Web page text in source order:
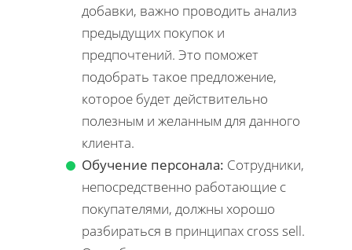
добавки, важно проводить анализ
предыдущих покупок и
предпочтений. Это поможет
подобрать такое предложение,
которое будет действительно
полезным и желанным для данного
клиента.
Обучение персонала: Сотрудники,
непосредственно работающие с
покупателями, должны хорошо
разбираться в принципах cross sell.